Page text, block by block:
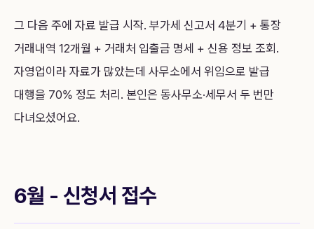
그 다음 주에 자료 발급 시작. 부가세 신고서 4분기 + 통장
거래내역 12개월 + 거래처 입출금 명세 + 신용 정보 조회.
자영업이라 자료가 많았는데 사무소에서 위임으로 발급
대행을 70% 정도 처리. 본인은 동사무소·세무서 두 번만
다녀오셨어요.
6월 - 신청서 접수